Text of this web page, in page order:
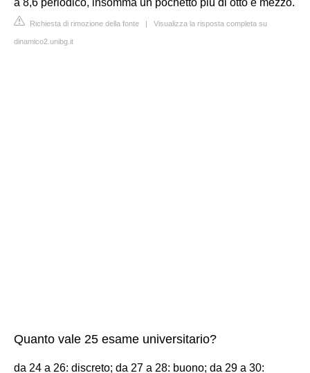
a 8,6 periodico, insomma un pochetto più di otto e mezzo.
Richiesta di rimozione della fonte | Visualizza la risposta completa su
dinamico2.unibg.it
Quanto vale 25 esame universitario?
da 24 a 26: discreto; da 27 a 28: buono; da 29 a 30: